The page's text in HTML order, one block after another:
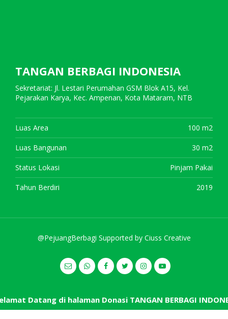
TANGAN BERBAGI INDONESIA
Sekretariat: Jl. Lestari Perumahan GSM Blok A15, Kel.
Pejarakan Karya, Kec. Ampenan, Kota Mataram, NTB
Luas Area 100 m2
Luas Bangunan 30 m2
Status Lokasi Pinjam Pakai
Tahun Berdiri 2019
@PejuangBerbagi Supported by Ciuss Creative
Datang di halaman Donasi TANGAN BERBAGI